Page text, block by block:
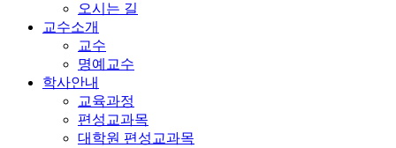
오시는 길
교수소개
교수
명예교수
학사안내
교육과정
편성교과목
대학원 편성교과목